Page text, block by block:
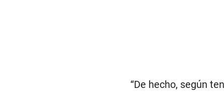
“De hecho, según